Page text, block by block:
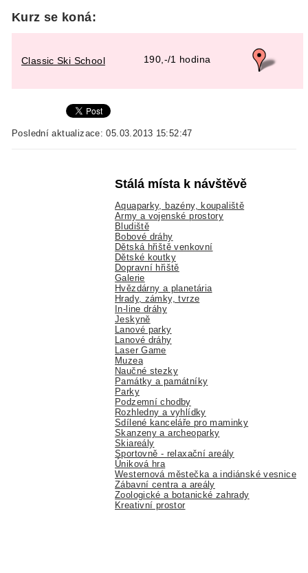
Kurz se koná:
Classic Ski School 190,-/1 hodina
Poslední aktualizace: 05.03.2013 15:52:47
Stálá místa k návštěvě
Aquaparky, bazény, koupaliště
Army a vojenské prostory
Bludiště
Bobové dráhy
Dětská hřiště venkovní
Dětské koutky
Dopravní hřiště
Galerie
Hvězdárny a planetária
Hrady, zámky, tvrze
In-line dráhy
Jeskyně
Lanové parky
Lanové dráhy
Laser Game
Muzea
Naučné stezky
Památky a památníky
Parky
Podzemní chodby
Rozhledny a vyhlídky
Sdílené kanceláře pro maminky
Skanzeny a archeoparky
Skiareály
Sportovně - relaxační areály
Úniková hra
Westernová městečka a indiánské vesnice
Zábavní centra a areály
Zoologické a botanické zahrady
Kreativní prostor